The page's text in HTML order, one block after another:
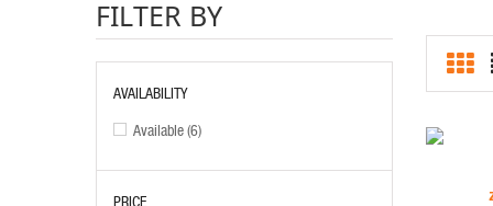
FILTER BY
AVAILABILITY
Available(6)
PRICE